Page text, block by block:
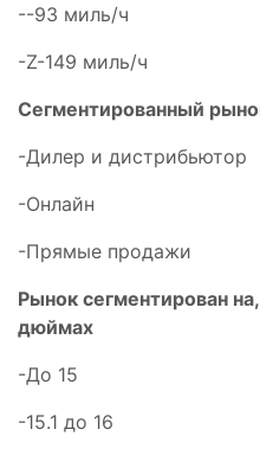
--93 миль/ч
-Z-149 миль/ч
Сегментированный
-Дилер и дистрибьютор
-Онлайн
-Прямые продажи
Рынок сегментирован
дюймах
-До 15
-15.1 до 16